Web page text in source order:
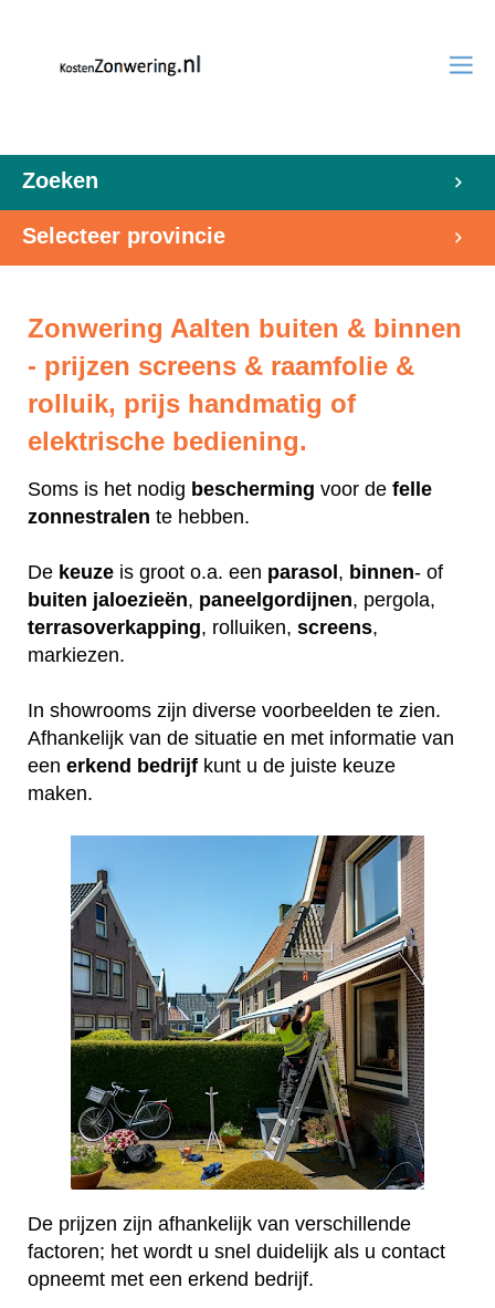
Zoeken
Selecteer provincie
Zonwering Aalten buiten & binnen
- prijzen screens & raamfolie &
rolluik, prijs handmatig of
elektrische bediening.
Soms is het nodig bescherming voor de felle
zonnestralen te hebben.
De keuze is groot o.a. een parasol, binnen- of
buiten jaloezieën, paneelgordijnen, pergola,
terrasoverkapping, rolluiken, screens,
markiezen.
In showrooms zijn diverse voorbeelden te zien.
Afhankelijk van de situatie en met informatie van
een erkend bedrijf kunt u de juiste keuze
maken.
De prijzen zijn afhankelijk van verschillende
factoren; het wordt u snel duidelijk als u contact
opneemt met een erkend bedrijf.